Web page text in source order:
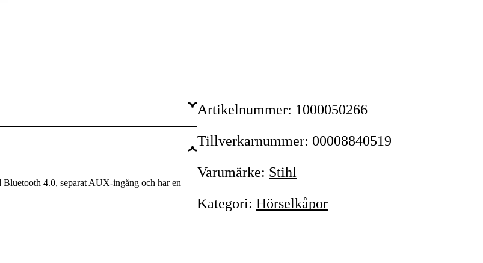
29 dB
4.0, separat AUX-ingång och har en
Artikelnummer: 1000050266
Tillverkarnummer: 00008840519
Varumärke: Stihl
Kategori: Hörselkåpor